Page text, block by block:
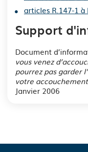
articles R.147-1 à
Support
Document
vous venez
pourrez pas garder
votre
Janvier 2006